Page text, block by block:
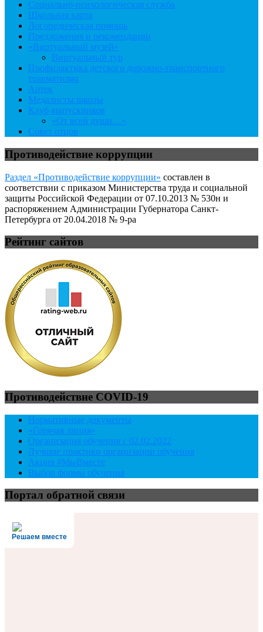
Социально-психологическая служба
Школьная карта
Логопедическая помощь
Предложения и рекомендации
«Виртуальный музей»
Виртуальный тур
Профилактика детского дорожно-транспортного
травматизма
Артек
Медалисты школы
Клуб выпускников
«От всей души…»
Совет отцов
Противодействие коррупции
Раздел «Противодействие коррупции» составлен в
соответствии с приказом Министерства труда и социальной
защиты Российской Федерации от 07.10.2013 № 530н и
распоряжением Администрации Губернатора Санкт-
Петербурга от 20.04.2018 № 9-ра
Рейтинг сайтов
Противодействие COVID-19
Нормативные документы
«Горячая линия»
Организация обучения с 02.02.2022
Лучшие практики организации обучения
Акция #МыВместе
Выбор формы обучения
Портал обратной связи
Решаем вместе